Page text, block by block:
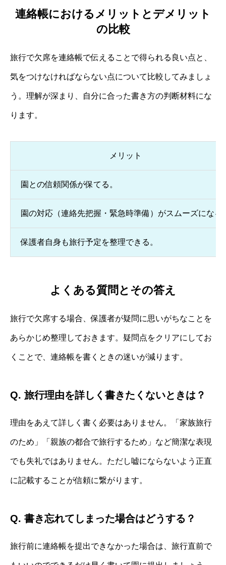
連絡帳におけるメリットとデメリット
の比較
旅行で欠席を連絡帳で伝えることで得られる良い点と、
気をつけなければならない点について比較してみましょ
う。理解が深まり、自分に合った書き方の判断材料にな
ります。
メリット
園との信頼関係が保てる。
園の対応（連絡先把握・緊急時準備）がスムーズになる
保護者自身も旅行予定を整理できる。
よくある質問とその答え
旅行で欠席する場合、保護者が疑問に思いがちなことを
あらかじめ整理しておきます。疑問点をクリアにしてお
くことで、連絡帳を書くときの迷いが減ります。
Q. 旅行理由を詳しく書きたくないときは？
理由をあえて詳しく書く必要はありません。「家族旅行
のため」「親族の都合で旅行するため」など簡潔な表現
でも失礼ではありません。ただし嘘にならないよう正直
に記載することが信頼に繋がります。
Q. 書き忘れてしまった場合はどうする？
旅行前に連絡帳を提出できなかった場合は、旅行直前で